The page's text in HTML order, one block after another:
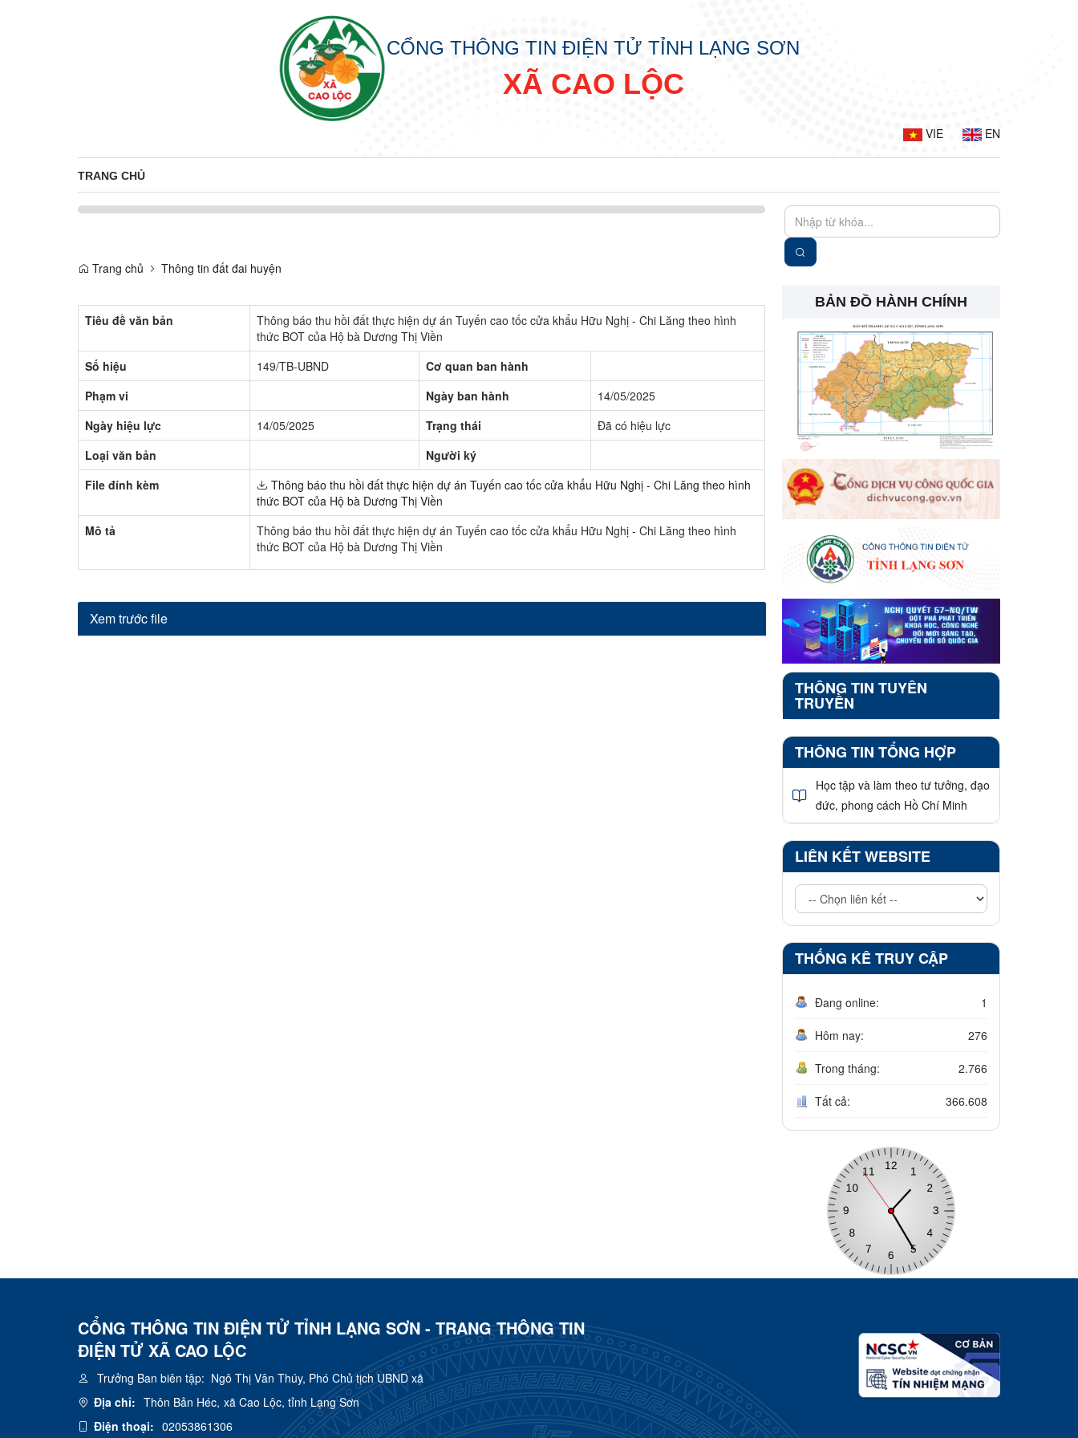
CỔNG THÔNG TIN ĐIỆN TỬ TỈNH LẠNG SƠN
XÃ CAO LỘC
VIE EN
TRANG CHỦ
Trang chủ Thông tin đất đai huyện
Tiêu đề văn bản
Thông báo thu hồi đất thực hiện dự án Tuyến cao tốc cửa khẩu Hữu Nghị - Chi Lăng theo hình
thức BOT của Hộ bà Dương Thị Viền
Số hiệu
149/TB-UBND
Cơ quan ban hành
Phạm vi
Ngày ban hành
14/05/2025
Ngày hiệu lực
14/05/2025 Trạng thái
Đã có hiệu lực
Loại văn bản
Người ký
File đính kèm
Thông báo thu hồi đất thực hiện dự án Tuyến cao tốc cửa khẩu Hữu Nghị - Chi Lăng theo hình
thức BOT của Hộ bà Dương Thị Viền
Mô tả
Thông báo thu hồi đất thực hiện dự án Tuyến cao tốc cửa khẩu Hữu Nghị - Chi Lăng theo hình
thức BOT của Hộ bà Dương Thị Viền
Xem trước file
BẢN ĐỒ HÀNH CHÍNH
THÔNG TIN TUYÊN
TRUYỀN
THÔNG TIN TỔNG HỢP
Học tập và làm theo tư tưởng, đạo
đức, phong cách Hồ Chí Minh
LIÊN KẾT WEBSITE
THỐNG KÊ TRUY CẬP
Đang online: 1
Hôm nay: 276
Trong tháng: 2.766
Tất cả: 366.608
CỔNG THÔNG TIN ĐIỆN TỬ TỈNH LẠNG SƠN - TRANG THÔNG TIN
ĐIỆN TỬ XÃ CAO LỘC
Trưởng Ban biên tập: Ngô Thị Vân Thúy, Phó Chủ tịch UBND xã
Địa chỉ: Thôn Bản Héc, xã Cao Lộc, tỉnh Lạng Sơn
Điện thoại: 02053861306